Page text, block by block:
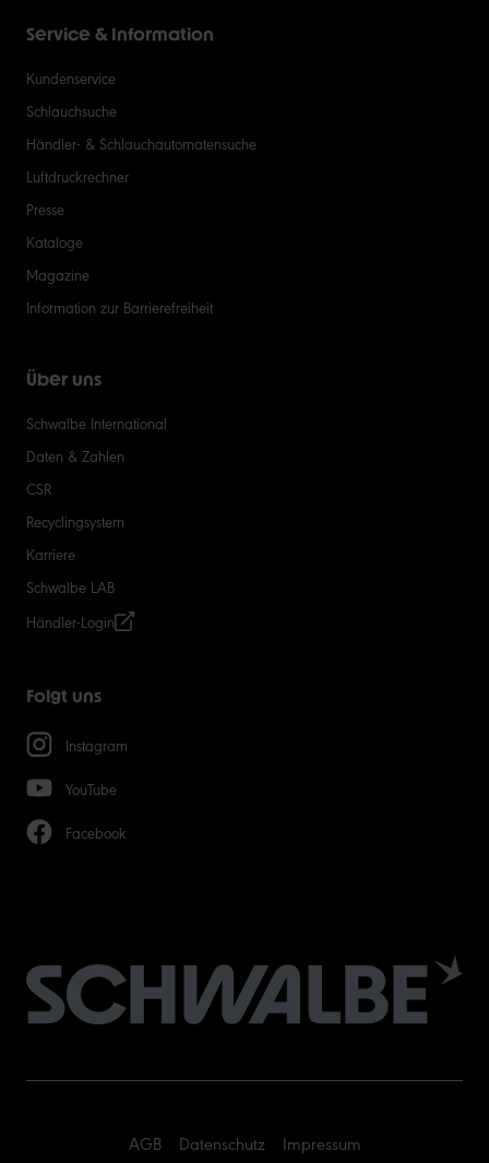
Service & Information
Kundenservice
Schlauchsuche
Händler- & Schlauchautomatensuche
Luftdruckrechner
Presse
Kataloge
Magazine
Information zur Barrierefreiheit
Über uns
Schwalbe International
Daten & Zahlen
CSR
Recyclingsystem
Karriere
Schwalbe LAB
Händler-Login
Folgt uns
Instagram
YouTube
Facebook
AGB Datenschutz Impressum